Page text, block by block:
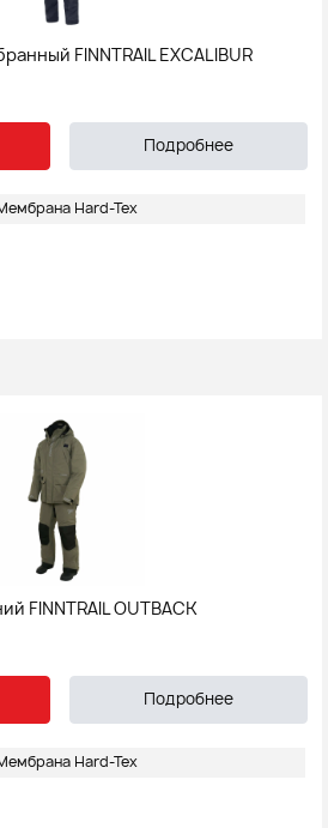
FINNTRAIL EXCALIBUR
Подробнее
Hard-Tex
FINNTRAIL OUTBACK
Подробнее
Hard-Tex